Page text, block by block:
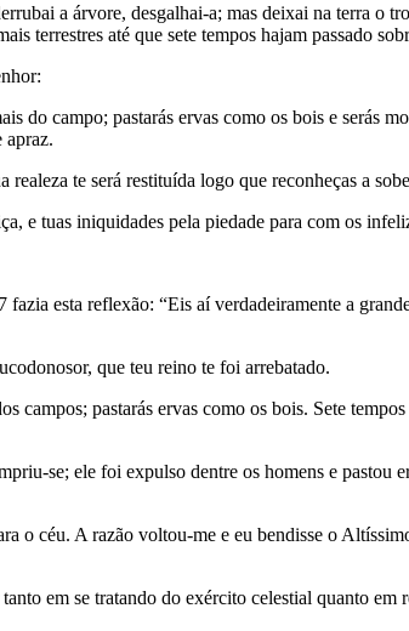
a árvore, desgalhai-a; mas deixai na terra o
terrestres até que sete tempos hajam passado
do campo; pastarás ervas como os bois e serás
apraz.
te será restituída logo que reconheças a
e tuas iniquidades pela piedade para com os
esta reflexão: “Eis aí verdadeiramente a
que teu reino te foi arrebatado.
campos; pastarás ervas como os bois. Sete
se; ele foi expulso dentre os homens e
o céu. A razão voltou-me e eu bendisse o
em se tratando do exército celestial quanto